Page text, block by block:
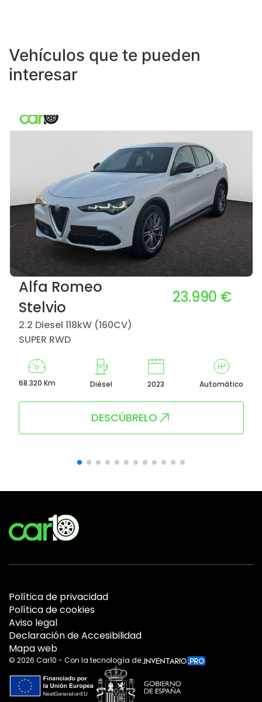
Vehículos que te pueden
interesar
Alfa Romeo
Stelvio
2.2 Diesel 118kW (160CV)
SUPER RWD
23.990 €
68.320 Km Diésel 2023 Automático
DESCÚBRELO
Política de privacidad
Política de cookies
Aviso legal
Declaración de Accesibilidad
Mapa web
© 2026 Car10 - Con la tecnología de: